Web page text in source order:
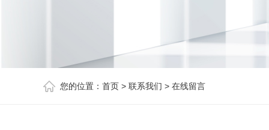
您的位置： 首页 > 联系我们 > 在线留言